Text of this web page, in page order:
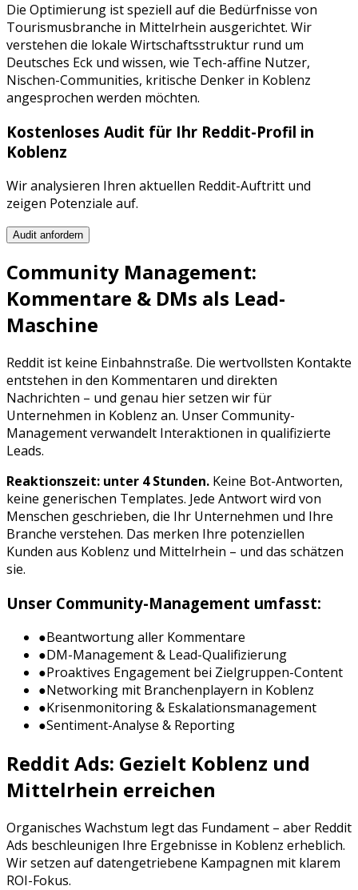
Die Optimierung ist speziell auf die Bedürfnisse von
Tourismusbranche in Mittelrhein ausgerichtet. Wir
verstehen die lokale Wirtschaftsstruktur rund um
Deutsches Eck und wissen, wie Tech-affine Nutzer,
Nischen-Communities, kritische Denker in Koblenz
angesprochen werden möchten.
Kostenloses Audit für Ihr Reddit-Profil in
Koblenz
Wir analysieren Ihren aktuellen Reddit-Auftritt und
zeigen Potenziale auf.
Audit anfordern
Community Management:
Kommentare & DMs als Lead-
Maschine
Reddit ist keine Einbahnstraße. Die wertvollsten Kontakte
entstehen in den Kommentaren und direkten
Nachrichten – und genau hier setzen wir für
Unternehmen in Koblenz an. Unser Community-
Management verwandelt Interaktionen in qualifizierte
Leads.
Reaktionszeit: unter 4 Stunden. Keine Bot-Antworten,
keine generischen Templates. Jede Antwort wird von
Menschen geschrieben, die Ihr Unternehmen und Ihre
Branche verstehen. Das merken Ihre potenziellen
Kunden aus Koblenz und Mittelrhein – und das schätzen
sie.
Unser Community-Management umfasst:
●Beantwortung aller Kommentare
●DM-Management & Lead-Qualifizierung
●Proaktives Engagement bei Zielgruppen-Content
●Networking mit Branchenplayern in Koblenz
●Krisenmonitoring & Eskalationsmanagement
●Sentiment-Analyse & Reporting
Reddit Ads: Gezielt Koblenz und
Mittelrhein erreichen
Organisches Wachstum legt das Fundament – aber Reddit
Ads beschleunigen Ihre Ergebnisse in Koblenz erheblich.
Wir setzen auf datengetriebene Kampagnen mit klarem
ROI-Fokus.